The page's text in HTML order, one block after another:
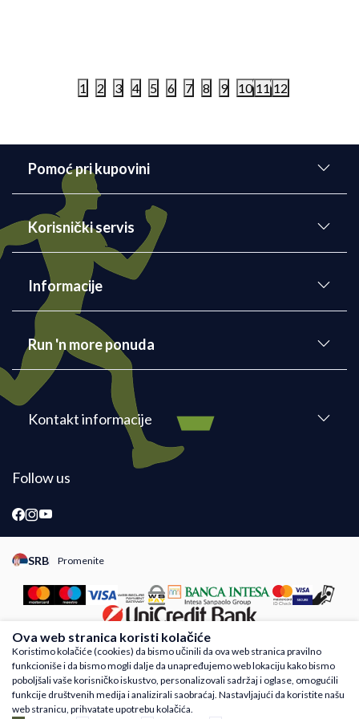
1 2 3 4 5 6 7 8 9 10 11 12
Pomoć pri kupovini
Korisnički servis
Informacije
Run 'n more ponuda
Kontakt informacije
Follow us
SRB Promenite
Promeni instancu sajta, posetite sajtove za druge zemlje
Nastojimo da budemo što precizniji u opisu proizvoda, prikazu slika i samih cena,
ali ne možemo garantovati da su sve informacije kompletne i bez grešaka. Svi
artikli prikazani na sajtu su deo naše ponude i ne podrazumeva da su dostupni u
svakom trenutku. Raspoloživost robe možete proveriti besplatnim pozivom Call
Ova web stranica koristi kolačiće
Koristimo kolačiće (cookies) da bismo učinili da ova web stranica pravilno
funkcioniše i da bismo mogli dalje da unapređujemo web lokaciju kako bismo
poboljšali vaše korisničko iskustvo, personalizovali sadržaj i oglase, omogućili
funkcije društvenih medija i analizirali saobraćaj. Nastavljajući da koristite našu
web stranicu, prihvatate upotrebu kolačića.